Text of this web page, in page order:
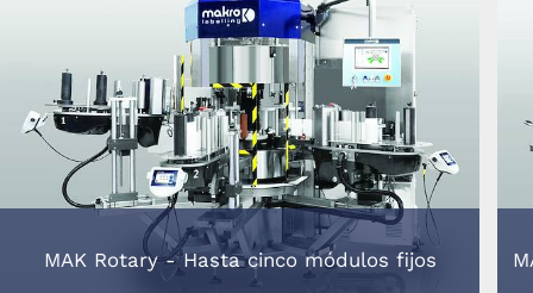
MAK Rotary - Hasta cinco módulos fijos